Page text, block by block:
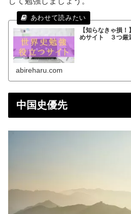
【知らなきゃ損
めサイト ３つ厳
abireharu.com
中国史優先